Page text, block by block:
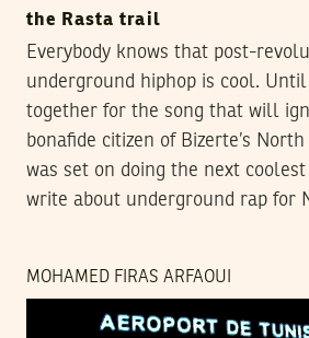
the Rasta trail
Everybody knows that post-
underground hiphop is cool.
together for the song that will
bonafide citizen of Bizerte’s North
was set on doing the next
write about underground rap for
MOHAMED FIRAS ARFAOUI